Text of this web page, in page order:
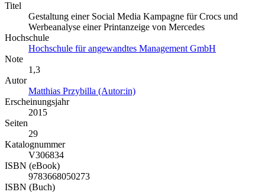
Titel
Gestaltung einer Social Media Kampagne für Crocs und
Werbeanalyse einer Printanzeige von Mercedes
Hochschule
Hochschule für angewandtes Management GmbH
Note
1,3
Autor
Matthias Przybilla (Autor:in)
Erscheinungsjahr
2015
Seiten
29
Katalognummer
V306834
ISBN (eBook)
9783668050273
ISBN (Buch)